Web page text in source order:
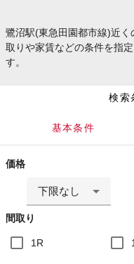
鷺沼駅(東急田園都市線)近
取りや家賃などの条件を指
す。
検索
基本条件
価格
下限なし
間取り
1R